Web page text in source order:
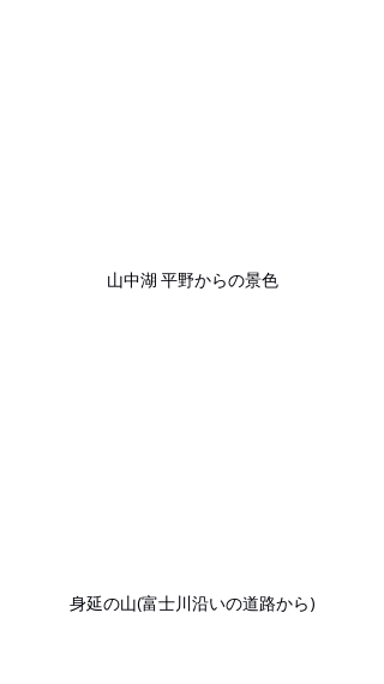
山中湖 平野からの景色
身延の山(富士川沿いの道路から)